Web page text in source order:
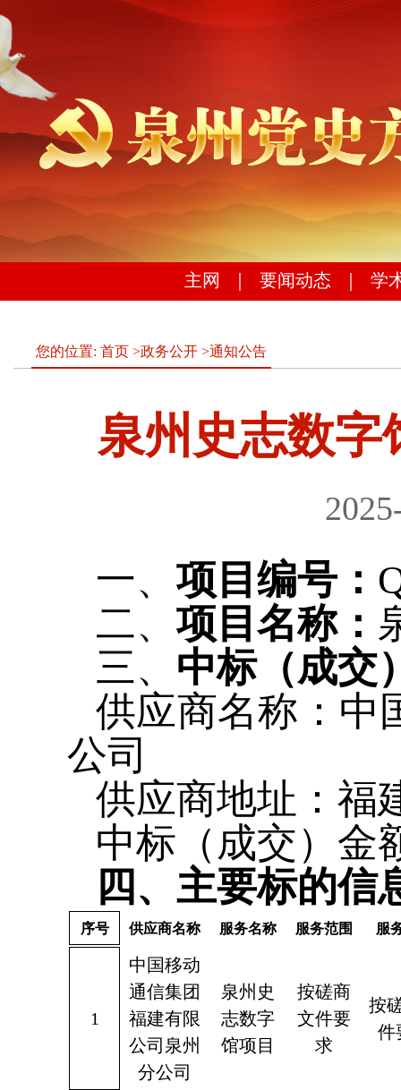
主网 要闻动态 学
您的位置: 首页 >政务公开 >通知公告
泉州史志数字
一、项目编号：
二、项目名称：
三、 中标（成交
供应商名称：中
公司
供应商地址：福
中标（成交）金
四、主要标的信
序号 供应商名称 服务名称 服务范围 服
1
中国移动
通信集团
福建有限
公司泉州
分公司
泉州史
志数字
馆项目
按磋商
文件要
求
按
件